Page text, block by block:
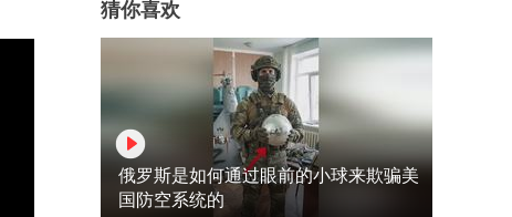
猜你喜欢
俄罗斯是如何通过眼前的小球来欺骗美
国防空系统的